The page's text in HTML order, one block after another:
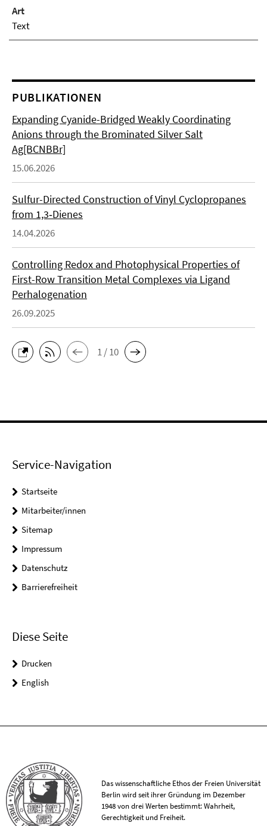
Art
Text
PUBLIKATIONEN
Expanding Cyanide-Bridged Weakly Coordinating
Anions through the Brominated Silver Salt
Ag[BCNBBr]
15.06.2026
Sulfur-Directed Construction of Vinyl Cyclopropanes
from 1,3‑Dienes
14.04.2026
Controlling Redox and Photophysical Properties of
First-Row Transition Metal Complexes via Ligand
Perhalogenation
26.09.2025
1 / 10
Service-Navigation
Startseite
Mitarbeiter/innen
Sitemap
Impressum
Datenschutz
Barrierefreiheit
Diese Seite
Drucken
English
Das wissenschaftliche Ethos der Freien Universität
Berlin wird seit ihrer Gründung im Dezember
1948 von drei Werten bestimmt: Wahrheit,
Gerechtigkeit und Freiheit.